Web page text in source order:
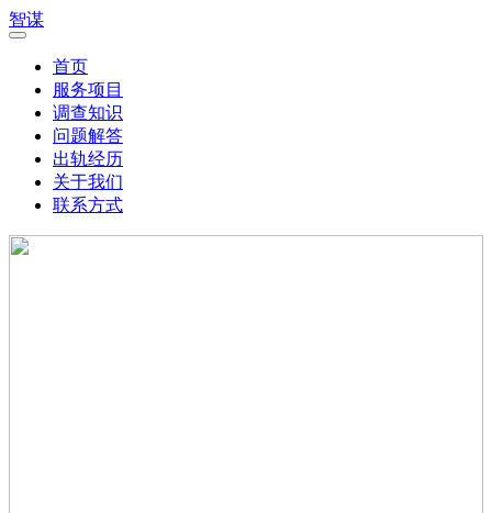
智谋
首页
服务项目
调查知识
问题解答
出轨经历
关于我们
联系方式